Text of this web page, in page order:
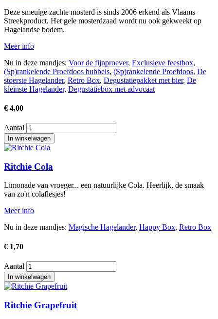
Deze smeuïge zachte mosterd is sinds 2006 erkend als Vlaams
Streekproduct. Het gele mosterdzaad wordt nu ook gekweekt op
Hagelandse bodem.
Meer info
Nu in deze mandjes: Voor de fijnproever, Exclusieve feestbox,
(Sp)rankelende Proefdoos bubbels, (Sp)rankelende Proefdoos, De
stoerste Hagelander, Retro Box, Degustatiepakket met bier, De
kleinste Hagelander, Degustatiebox met advocaat
€ 4,00
Aantal
Afbeelding
Ritchie Cola
Limonade van vroeger... een natuurlijke Cola. Heerlijk, de smaak
van zo'n colaflesjes!
Meer info
Nu in deze mandjes: Magische Hagelander, Happy Box, Retro Box
€ 1,70
Aantal
Afbeelding
Ritchie Grapefruit